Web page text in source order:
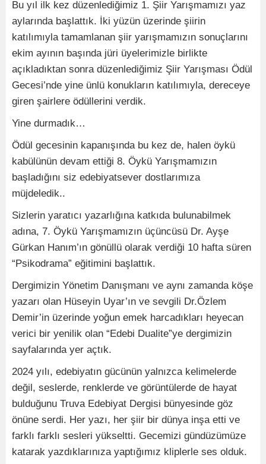
Bu yıl ilk kez düzenlediğimiz 1. Şiir Yarışmamızı yaz
aylarında başlattık. İki yüzün üzerinde şiirin
katılımıyla tamamlanan şiir yarışmamızın sonuçlarını
ekim ayının başında jüri üyelerimizle birlikte
açıkladıktan sonra düzenlediğimiz Şiir Yarışması Ödül
Gecesi’nde yine ünlü konukların katılımıyla, dereceye
giren şairlere ödüllerini verdik.
Yine durmadık…
Ödül gecesinin kapanışında bu kez de, halen öykü
kabülünün devam ettiği 8. Öykü Yarışmamızın
başladığını siz edebiyatsever dostlarımıza
müjdeledik..
Sizlerin yaratıcı yazarlığına katkıda bulunabilmek
adına, 7. Öykü Yarışmamızın üçüncüsü Dr. Ayşe
Gürkan Hanım’ın gönüllü olarak verdiği 10 hafta süren
“Psikodrama” eğitimini başlattık.
Dergimizin Yönetim Danışmanı ve aynı zamanda köşe
yazarı olan Hüseyin Uyar’ın ve sevgili Dr.Özlem
Demir’in üzerinde yoğun emek harcadıkları heyecan
verici bir yenilik olan “Edebi Dualite”ye dergimizin
sayfalarında yer açtık.
2024 yılı, edebiyatın gücünün yalnızca kelimelerde
değil, seslerde, renklerde ve görüntülerde de hayat
bulduğunu Truva Edebiyat Dergisi bünyesinde göz
önüne serdi. Her yazı, her şiir bir dünya inşa etti ve
farklı farklı sesleri yükseltti. Gecemizi gündüzümüze
katarak yazdıklarınıza yaptığımız kliplerle ses olduk.